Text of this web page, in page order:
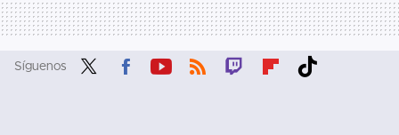
Síguenos